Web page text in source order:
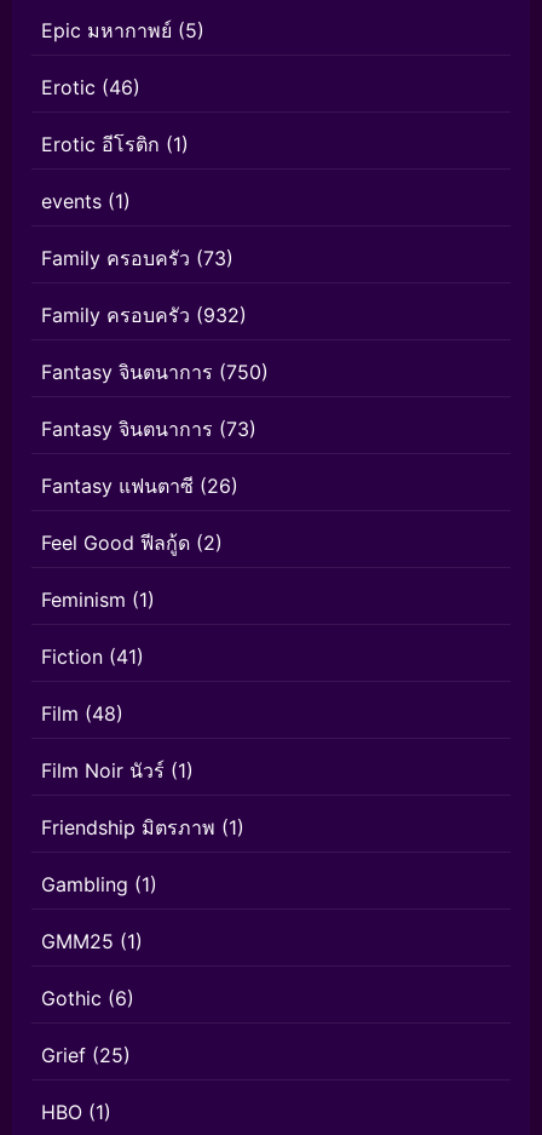
Epic มหากาพย์ (5)
Erotic (46)
Erotic อีโรติก (1)
events (1)
Family ครอบครัว (73)
Family ครอบครัว (932)
Fantasy จินตนาการ (750)
Fantasy จินตนาการ (73)
Fantasy แฟนตาซี (26)
Feel Good ฟีลกู้ด (2)
Feminism (1)
Fiction (41)
Film (48)
Film Noir นัวร์ (1)
Friendship มิตรภาพ (1)
Gambling (1)
GMM25 (1)
Gothic (6)
Grief (25)
HBO (1)